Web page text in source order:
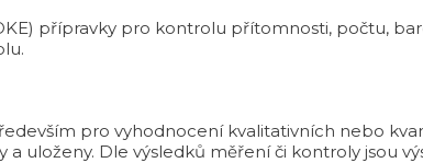
přípravky pro kontrolu přítomnosti, počtu,
pro vyhodnocení kvalitativních nebo
a uloženy. Dle výsledků měření či kontroly jsou